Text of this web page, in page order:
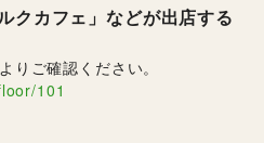
クカフェ」などが出店する
りご確認ください。
101